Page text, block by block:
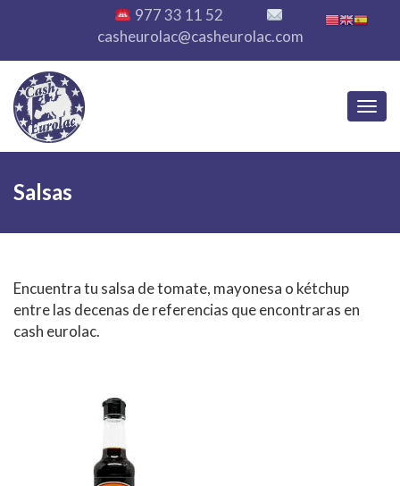
977 33 11 52
casheurolac@casheurolac.com
Salsas
Encuentra tu salsa de tomate, mayonesa o kétchup
entre las decenas de referencias que encontraras en
cash eurolac.